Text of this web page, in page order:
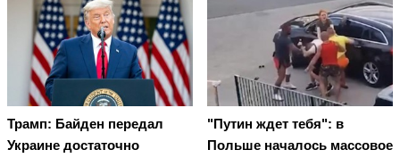
Трамп: Байден передал
Украине достаточно
"Путин ждет тебя": в
Польше началось массовое